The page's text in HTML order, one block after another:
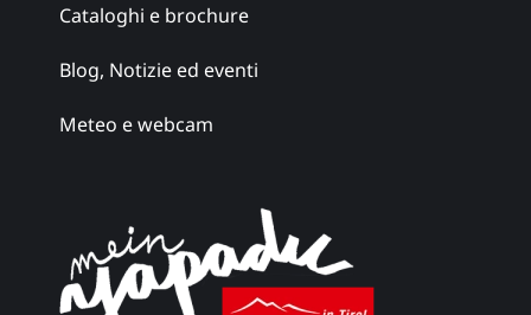
Cataloghi e brochure
Blog, Notizie ed eventi
Meteo e webcam